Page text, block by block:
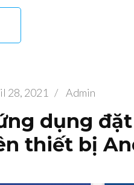
28, 2021 / Admin
dụng
thiết bị